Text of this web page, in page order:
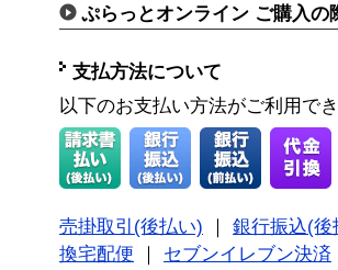
ぷらっとオンライン ご購入の
支払方法について
以下のお支払い方法がご利用で
売掛取引(後払い)
銀行振込(後
換宅配便
セブンイレブン決済